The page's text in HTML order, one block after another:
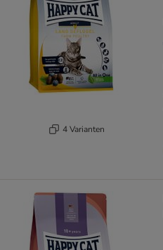
4 Varianten